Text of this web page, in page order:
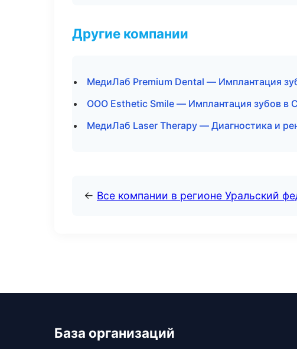
Другие компании
МедиЛаб Premium Dental — Имплантация
ООО Esthetic Smile — Имплантация зубов в
МедиЛаб Laser Therapy — Диагностика и
← Все компании в регионе Уральский
База организаций